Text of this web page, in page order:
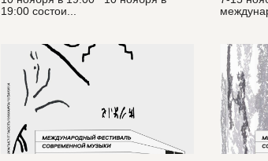
19:00 состои...